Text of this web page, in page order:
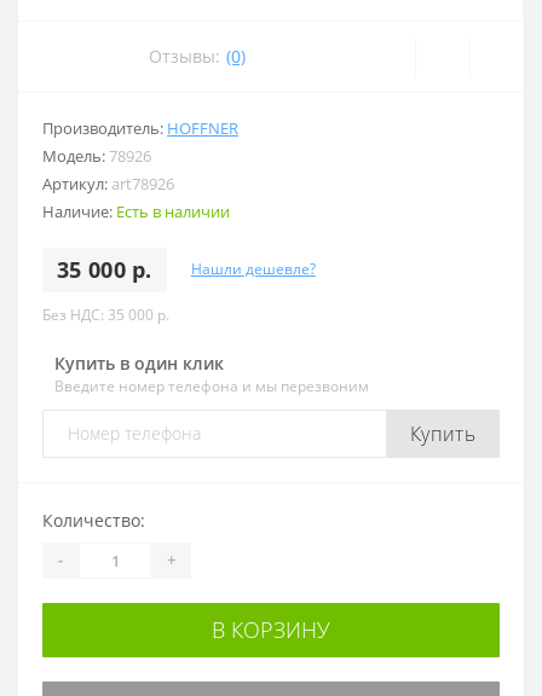
Отзывы: (0)
Производитель: HOFFNER
Модель:78926
Артикул: art78926
Наличие: Есть в наличии
35 000 р. Нашли дешевле?
Без НДС: 35 000 р.
Купить в один клик
Введите номер телефона и мы перезвоним
Купить
Количество:
- +
В КОРЗИНУ